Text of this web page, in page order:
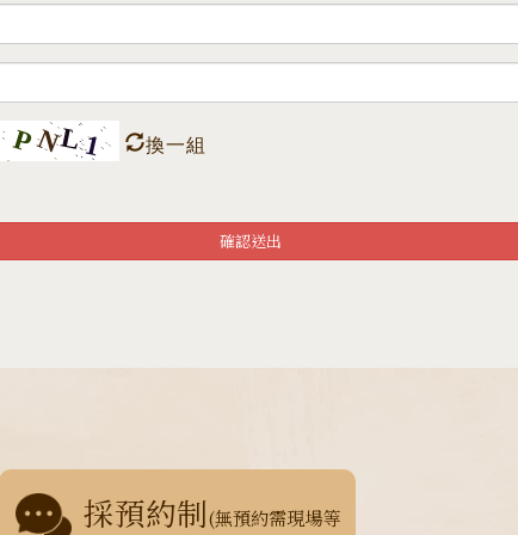
換一組
確認送出
採預約制(無預約需現場等